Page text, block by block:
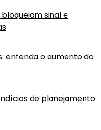
sinal e
entenda o aumento do
de planejamento